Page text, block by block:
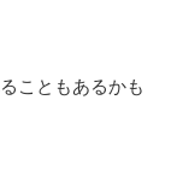
こともあるかも